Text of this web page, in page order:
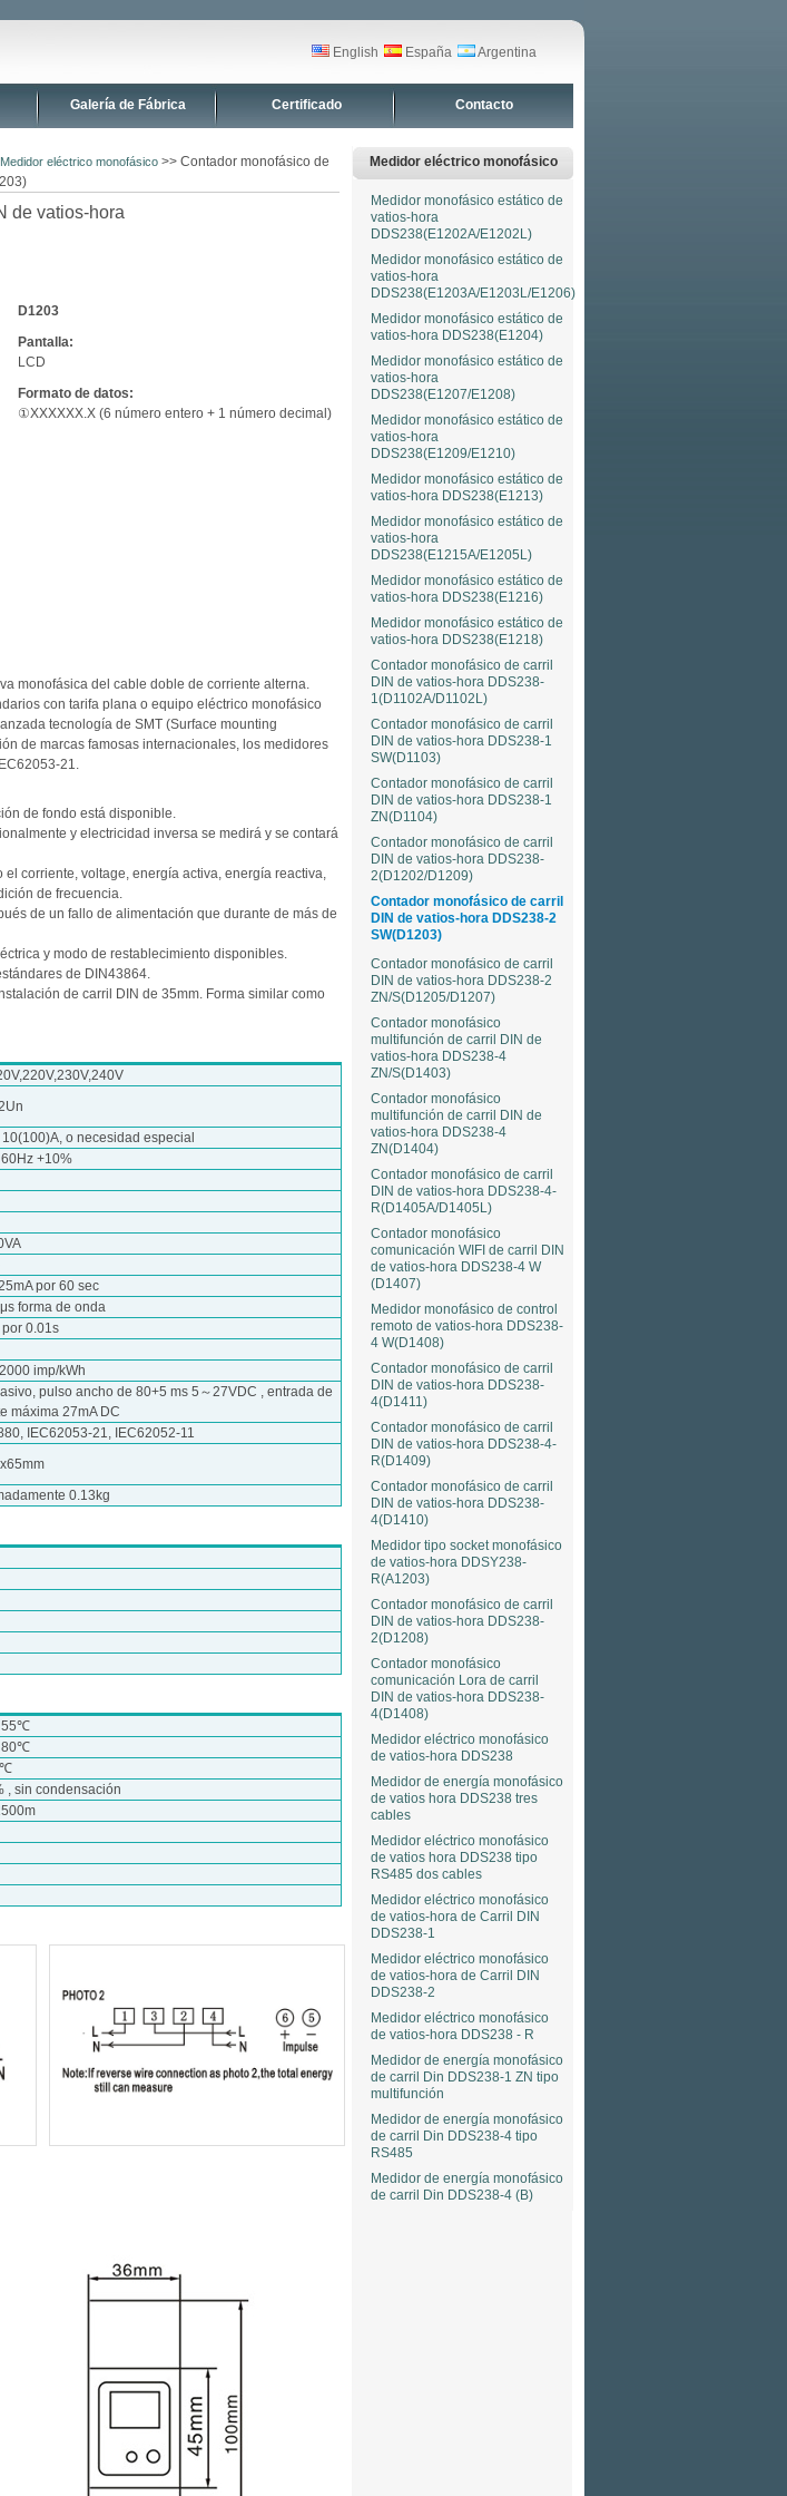
English España Argentina
Galería de Fábrica Certificado Contacto
Medidor eléctrico monofásico >> Contador monofásico de
de vatios-hora
D1203
Pantalla:
LCD
Formato de datos:
①XXXXXX.X (6 número entero + 1 número decimal)
monofásica del cable doble de corriente alterna.
con tarifa plana o equipo eléctrico monofásico
tecnología de SMT (Surface mounting
de marcas famosas internacionales, los medidores
21.
de fondo está disponible.
y electricidad inversa se medirá y se contará
corriente, voltage, energía activa, energía reactiva,
de frecuencia.
de un fallo de alimentación que durante de más de
y modo de restablecimiento disponibles.
de DIN43864.
de carril DIN de 35mm. Forma similar como
o necesidad especial
+10%
por 60 sec
forma de onda
0.01s
imp/kWh
pulso ancho de 80+5 ms 5～27VDC , entrada de
máxima 27mA DC
IEC62053-21, IEC62052-11
0.13kg
55℃
80℃
, sin condensación
Medidor eléctrico monofásico
Medidor monofásico estático de
vatios-hora
DDS238(E1202A/E1202L)
Medidor monofásico estático de
vatios-hora
DDS238(E1203A/E1203L/E1206)
Medidor monofásico estático de
vatios-hora DDS238(E1204)
Medidor monofásico estático de
vatios-hora
DDS238(E1207/E1208)
Medidor monofásico estático de
vatios-hora
DDS238(E1209/E1210)
Medidor monofásico estático de
vatios-hora DDS238(E1213)
Medidor monofásico estático de
vatios-hora
DDS238(E1215A/E1205L)
Medidor monofásico estático de
vatios-hora DDS238(E1216)
Medidor monofásico estático de
vatios-hora DDS238(E1218)
Contador monofásico de carril
DIN de vatios-hora DDS238-
1(D1102A/D1102L)
Contador monofásico de carril
DIN de vatios-hora DDS238-1
SW(D1103)
Contador monofásico de carril
DIN de vatios-hora DDS238-1
ZN(D1104)
Contador monofásico de carril
DIN de vatios-hora DDS238-
2(D1202/D1209)
Contador monofásico de carril
DIN de vatios-hora DDS238-2
SW(D1203)
Contador monofásico de carril
DIN de vatios-hora DDS238-2
ZN/S(D1205/D1207)
Contador monofásico
multifunción de carril DIN de
vatios-hora DDS238-4
ZN/S(D1403)
Contador monofásico
multifunción de carril DIN de
vatios-hora DDS238-4
ZN(D1404)
Contador monofásico de carril
DIN de vatios-hora DDS238-4-
R(D1405A/D1405L)
Contador monofásico
comunicación WIFI de carril DIN
de vatios-hora DDS238-4 W
(D1407)
Medidor monofásico de control
remoto de vatios-hora DDS238-
4 W(D1408)
Contador monofásico de carril
DIN de vatios-hora DDS238-
4(D1411)
Contador monofásico de carril
DIN de vatios-hora DDS238-4-
R(D1409)
Contador monofásico de carril
DIN de vatios-hora DDS238-
4(D1410)
Medidor tipo socket monofásico
de vatios-hora DDSY238-
R(A1203)
Contador monofásico de carril
DIN de vatios-hora DDS238-
2(D1208)
Contador monofásico
comunicación Lora de carril
DIN de vatios-hora DDS238-
4(D1408)
Medidor eléctrico monofásico
de vatios-hora DDS238
Medidor de energía monofásico
de vatios hora DDS238 tres
cables
Medidor eléctrico monofásico
de vatios hora DDS238 tipo
RS485 dos cables
Medidor eléctrico monofásico
de vatios-hora de Carril DIN
DDS238-1
Medidor eléctrico monofásico
de vatios-hora de Carril DIN
DDS238-2
Medidor eléctrico monofásico
de vatios-hora DDS238 - R
Medidor de energía monofásico
de carril Din DDS238-1 ZN tipo
multifunción
Medidor de energía monofásico
de carril Din DDS238-4 tipo
RS485
Medidor de energía monofásico
de carril Din DDS238-4 (B)